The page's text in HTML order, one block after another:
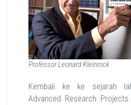
Professor Leonard Kleinrock
Kembali ke ke sejarah
Advanced Research Projects